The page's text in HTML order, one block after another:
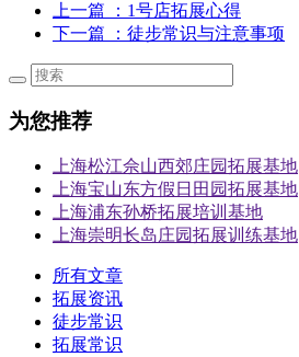
上一篇
：1号店拓展心得
下一篇
：徒步常识与注意事项
为您推荐
上海松江佘山西郊庄园拓展基地
上海宝山东方假日田园拓展基地
上海浦东孙桥拓展培训基地
上海崇明长岛庄园拓展训练基地
所有文章
拓展资讯
徒步常识
拓展常识